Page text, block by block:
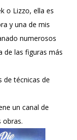
o Lizzo, ella es
y una de mis
numerosos
de las figuras más
de técnicas de
un canal de
obras.